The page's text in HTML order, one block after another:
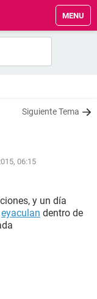
MENU
Siguiente Tema
06:15
y un día
eyaculan dentro de